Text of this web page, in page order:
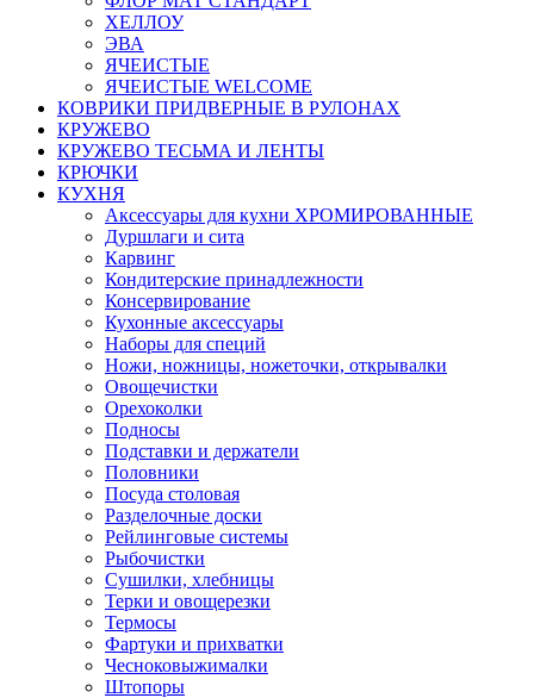
ХЕЛЛОУ
ЭВА
ЯЧЕИСТЫЕ
ЯЧЕИСТЫЕ WELCOME
КОВРИКИ ПРИДВЕРНЫЕ В РУЛОНАХ
КРУЖЕВО
КРУЖЕВО ТЕСЬМА И ЛЕНТЫ
КРЮЧКИ
КУХНЯ
Аксессуары для кухни ХРОМИРОВАННЫЕ
Дуршлаги и сита
Карвинг
Кондитерские принадлежности
Консервирование
Кухонные аксессуары
Наборы для специй
Ножи, ножницы, ножеточки, открывалки
Овощечистки
Орехоколки
Подносы
Подставки и держатели
Половники
Посуда столовая
Разделочные доски
Рейлинговые системы
Рыбочистки
Сушилки, хлебницы
Терки и овощерезки
Термосы
Фартуки и прихватки
Чесноковыжималки
Штопоры